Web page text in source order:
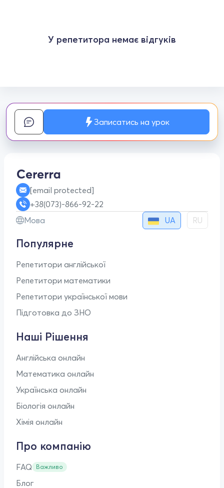
У репетитора немає відгуків
Записатись на урок
[email protected]
+38(073)-866-92-22
Мова
UA RU
Популярне
Репетитори англійської
Репетитори математики
Репетитори української мови
Підготовка до ЗНО
Наші Рішення
Англійська онлайн
Математика онлайн
Українська онлайн
Біологія онлайн
Хімія онлайн
Про компанію
FAQ Важливо
Блог